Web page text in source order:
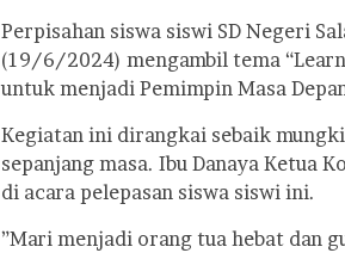
Perpisahan siswa siswi SD Negeri
(19/6/2024) mengambil tema
untuk menjadi Pemimpin Masa
Kegiatan ini dirangkai sebaik
sepanjang masa. Ibu Danaya Ketua
di acara pelepasan siswa siswi ini.
”Mari menjadi orang tua hebat dan